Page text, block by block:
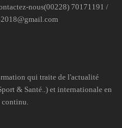
nous(00228) 70171191 /
qui traite de l'actualité
& Santé..) et internationale en
continu.